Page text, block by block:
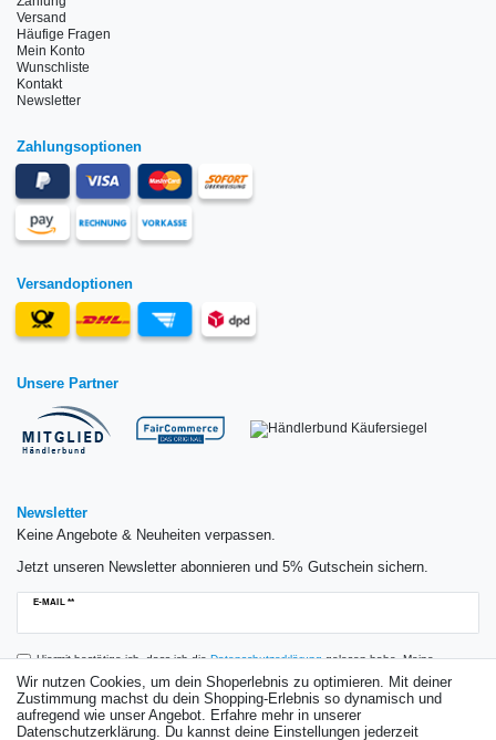
Versand
Häufige Fragen
Mein Konto
Wunschliste
Kontakt
Newsletter
Zahlungsoptionen
Versandoptionen
Unsere Partner
Newsletter
Keine Angebote & Neuheiten verpassen.
Jetzt unseren Newsletter abonnieren und 5% Gutschein sichern.
E-MAIL **
Newsletter
Hiermit bestätige ich, dass ich dieDaten­schutz­erklärunggelesen habe. Meine
Einwilligung kann ich jederzeit widerrufen.**
Abonnieren
Wir nutzen Cookies, um dein Shoperlebnis zu optimieren. Mit deiner
Zustimmung machst du dein Shopping-Erlebnis so dynamisch und
aufregend wie unser Angebot. Erfahre mehr in unserer
Datenschutzerklärung. Du kannst deine Einstellungen jederzeit